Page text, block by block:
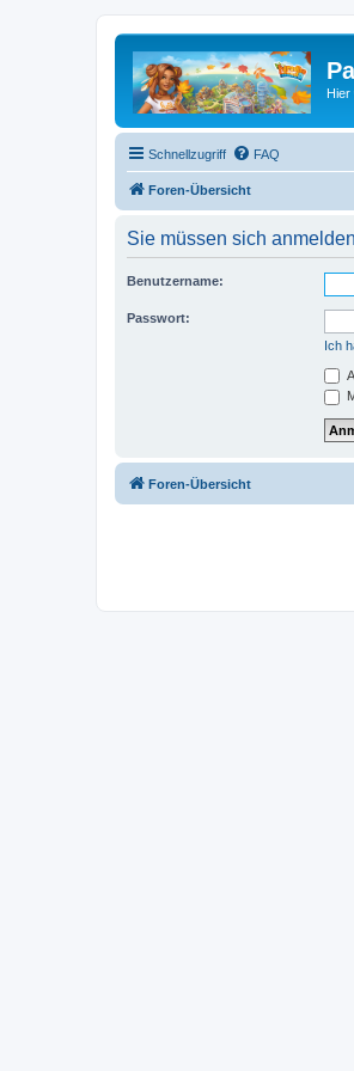
Hier
Schnellzugriff FAQ
Foren-Übersicht
Sie müssen sich
Benutzername:
Passwort:
Ich
Foren-Übersicht